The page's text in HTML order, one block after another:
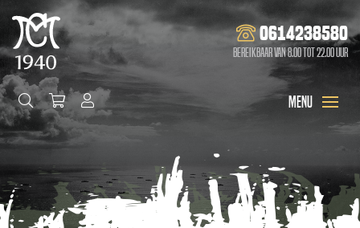
0614238580
Bereikbaar van 8.00 tot 22.00 uur